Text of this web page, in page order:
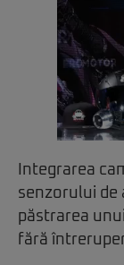
Integrarea
senzorului de
păstrarea
fără